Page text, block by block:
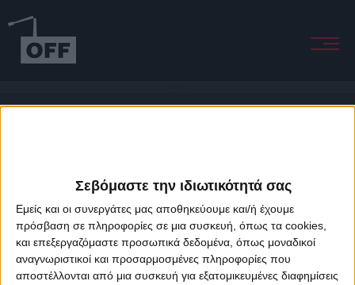
Σεβόμαστε την ιδιωτικότητά σας
Εμείς και οι συνεργάτες μας αποθηκεύουμε και/ή έχουμε
πρόσβαση σε πληροφορίες σε μια συσκευή, όπως τα cookies,
και επεξεργαζόμαστε προσωπικά δεδομένα, όπως μοναδικοί
αναγνωριστικοί και προσαρμοσμένες πληροφορίες που
αποστέλλονται από μια συσκευή για εξατομικευμένες διαφημίσεις
About Offradio Business Class Terms & Conditions
Privacy Policy
Designed & developed byporcupine colors&Fotis Alexandrou